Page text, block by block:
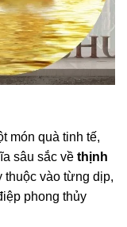
món quà tinh tế,
sâu sắc về thịnh
thuộc vào từng dịp,
phong thủy